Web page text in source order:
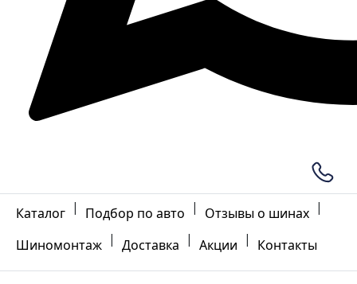
Каталог | Подбор по авто | Отзывы о шинах |
Шиномонтаж | Доставка | Акции | Контакты